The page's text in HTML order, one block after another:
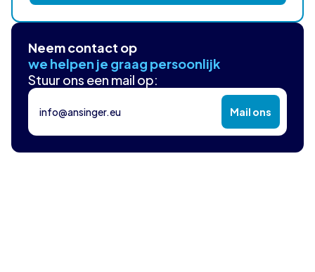
Neem contact op
we helpen je graag persoonlijk
Stuur ons een mail op:
info@ansinger.eu Mail ons